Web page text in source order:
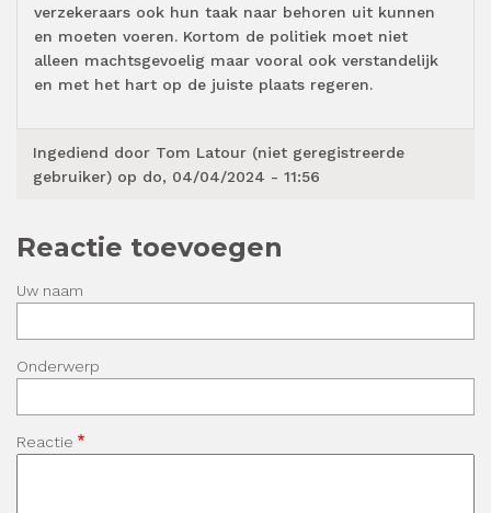
verzekeraars ook hun taak naar behoren uit kunnen
en moeten voeren. Kortom de politiek moet niet
alleen machtsgevoelig maar vooral ook verstandelijk
en met het hart op de juiste plaats regeren.
Ingediend door Tom Latour (niet geregistreerde
gebruiker) op do, 04/04/2024 - 11:56
Reactie toevoegen
Uw naam
Onderwerp
Reactie